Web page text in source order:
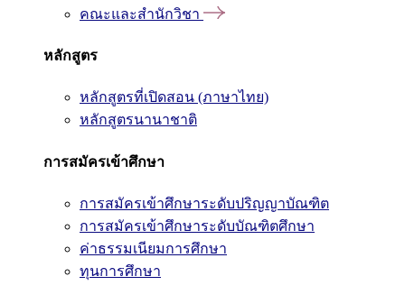
คณะและสำนักวิชา
หลักสูตร
หลักสูตรที่เปิดสอน (ภาษาไทย)
หลักสูตรนานาชาติ
การสมัครเข้าศึกษา
การสมัครเข้าศึกษาระดับปริญญาบัณฑิต
การสมัครเข้าศึกษาระดับบัณฑิตศึกษา
ค่าธรรมเนียมการศึกษา
ทุนการศึกษา